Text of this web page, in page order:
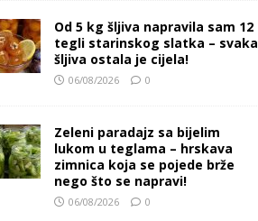
Od 5 kg šljiva napravila sam 12
tegli starinskog slatka – svaka
šljiva ostala je cijela!
06/08/2026 0
Zeleni paradajz sa bijelim
lukom u teglama – hrskava
zimnica koja se pojede brže
nego što se napravi!
06/08/2026 0